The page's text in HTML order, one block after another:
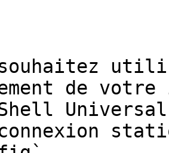
de votre